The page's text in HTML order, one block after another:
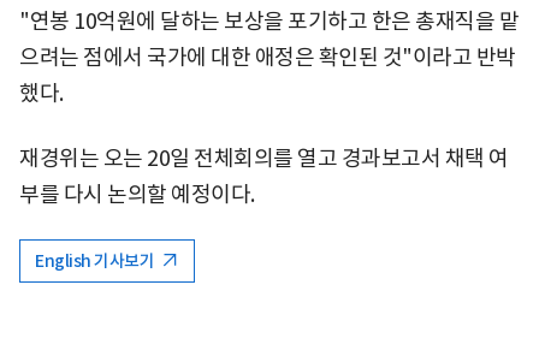
"연봉 10억원에 달하는 보상을 포기하고 한은 총재직을 맡
으려는 점에서 국가에 대한 애정은 확인된 것"이라고 반박
했다.
재경위는 오는 20일 전체회의를 열고 경과보고서 채택 여
부를 다시 논의할 예정이다.
English 기사보기